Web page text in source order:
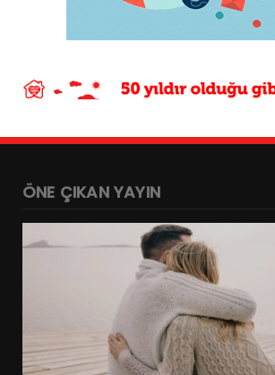
ÖNE ÇIKAN YAYIN